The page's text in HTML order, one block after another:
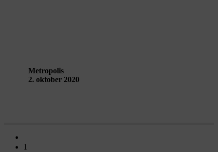
Metropolis
2. oktober 2020
1